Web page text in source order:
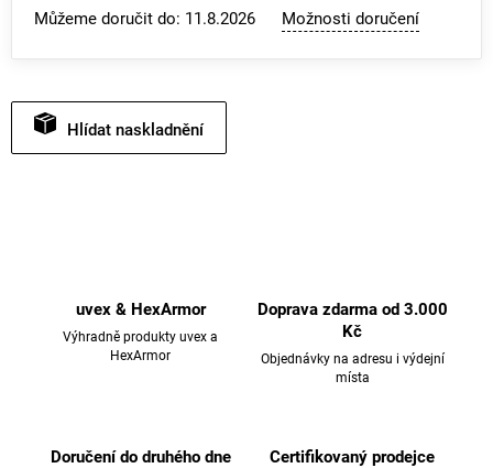
Můžeme doručit do: 11.8.2026 Možnosti doručení
Hlídat
uvex & HexArmor
Výhradně produkty uvex a
HexArmor
Doprava zdarma od 3.000
Kč
Objednávky na adresu i výdejní
místa
Doručení do druhého dne Certifikovaný prodejce